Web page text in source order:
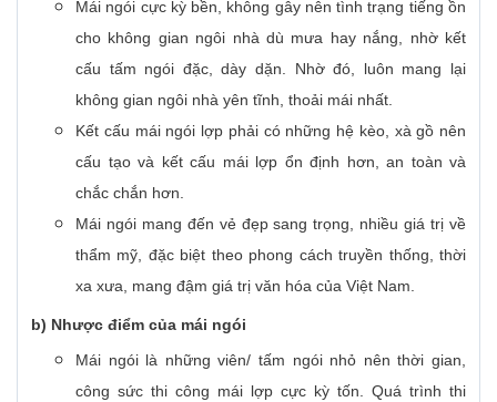
Mái ngói cực kỳ bền, không gây nên tình trạng tiếng ồn
cho không gian ngôi nhà dù mưa hay nắng, nhờ kết
cấu tấm ngói đặc, dày dặn. Nhờ đó, luôn mang lại
không gian ngôi nhà yên tĩnh, thoải mái nhất.
Kết cấu mái ngói lợp phải có những hệ kèo, xà gồ nên
cấu tạo và kết cấu mái lợp ổn định hơn, an toàn và
chắc chắn hơn.
Mái ngói mang đến vẻ đẹp sang trọng, nhiều giá trị về
thẩm mỹ, đặc biệt theo phong cách truyền thống, thời
xa xưa, mang đậm giá trị văn hóa của Việt Nam.
b) Nhược điểm của mái ngói
Mái ngói là những viên/ tấm ngói nhỏ nên thời gian,
công sức thi công mái lợp cực kỳ tốn. Quá trình thi